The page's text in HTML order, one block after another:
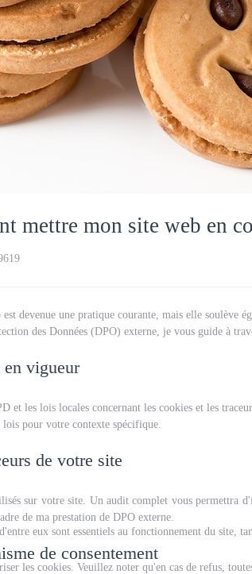
mettre mon site web en
devenue une pratique courante, mais elle
des Données (DPO) externe, je vous guide à
vigueur
et les lois locales concernant les cookies et les
lois pour votre contexte spécifique.
de votre site
sur votre site. Un audit complet vous permettra
de ma prestation de DPO externe.
de consentement
eux sont essentiels au fonctionnement du site,
les cookies. Veuillez noter qu'en cas de refus,